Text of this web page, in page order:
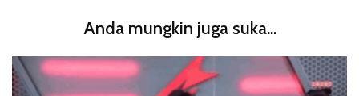
Anda mungkin juga suka...